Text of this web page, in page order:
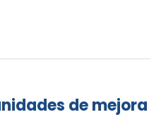
de mejora